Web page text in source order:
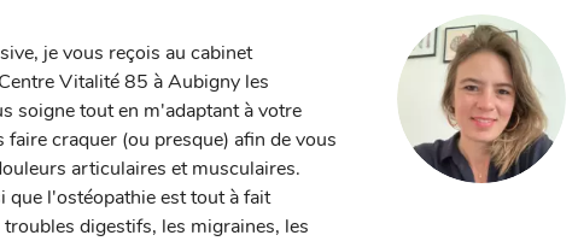
je vous reçois au cabinet
Vitalité 85 à Aubigny les
soigne tout en m'adaptant à votre
faire craquer (ou presque) afin de vous
articulaires et musculaires.
que l'ostéopathie est tout à fait
digestifs, les migraines, les